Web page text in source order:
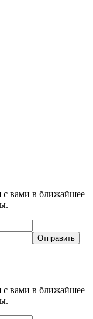
с вами в ближайшее
с вами в ближайшее